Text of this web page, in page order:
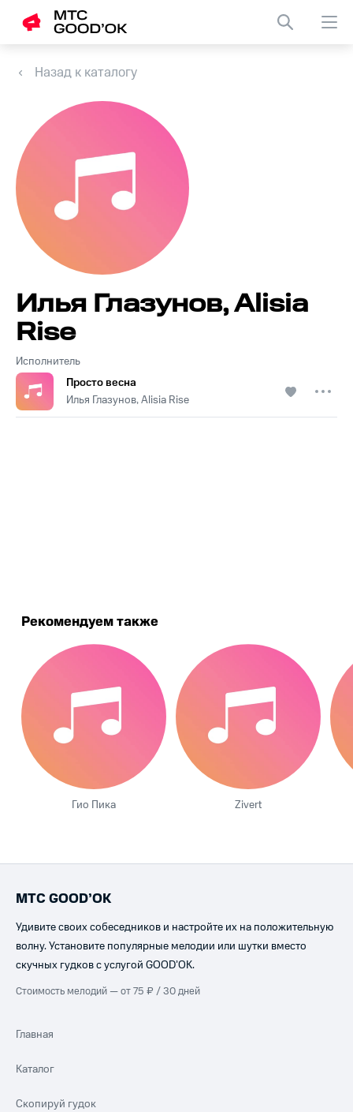
Назад к каталогу
Исполнитель
Илья Глазунов, Alisia
Rise
Просто весна
Илья Глазунов, Alisia Rise
Рекомендуем также
Гио Пика Zivert
МТС GOOD’OK
Удивите своих собеседников и настройте их на положительную
волну. Установите популярные мелодии или шутки вместо
скучных гудков с услугой GOOD’OK.
Стоимость мелодий — от 75 ₽ / 30 дней
Главная
Каталог
Скопируй гудок